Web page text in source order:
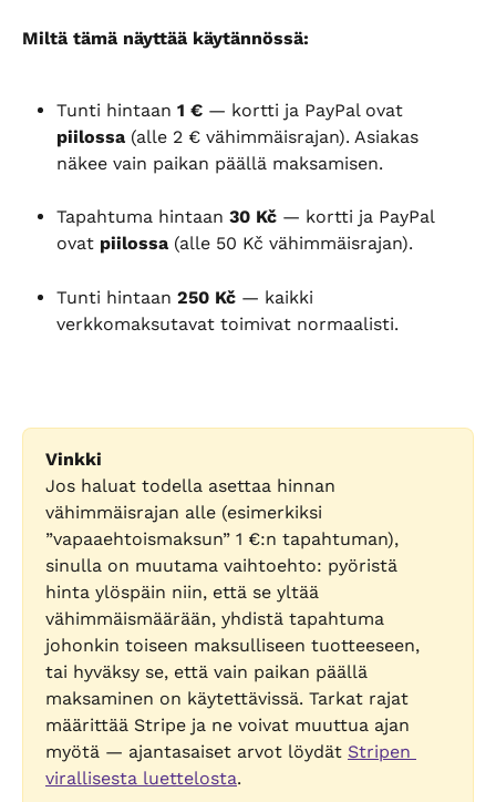
Miltä tämä näyttää käytännössä:
Tunti hintaan 1 € — kortti ja PayPal ovat
piilossa (alle 2 € vähimmäisrajan). Asiakas
näkee vain paikan päällä maksamisen.
Tapahtuma hintaan 30 Kč — kortti ja PayPal
ovat piilossa (alle 50 Kč vähimmäisrajan).
Tunti hintaan 250 Kč — kaikki
verkkomaksutavat toimivat normaalisti.
Vinkki
Jos haluat todella asettaa hinnan
vähimmäisrajan alle (esimerkiksi
”vapaaehtoismaksun” 1 €:n tapahtuman),
sinulla on muutama vaihtoehto: pyöristä
hinta ylöspäin niin, että se yltää
vähimmäismäärään, yhdistä tapahtuma
johonkin toiseen maksulliseen tuotteeseen,
tai hyväksy se, että vain paikan päällä
maksaminen on käytettävissä. Tarkat rajat
määrittää Stripe ja ne voivat muuttua ajan
myötä — ajantasaiset arvot löydät Stripen
virallisesta luettelosta.